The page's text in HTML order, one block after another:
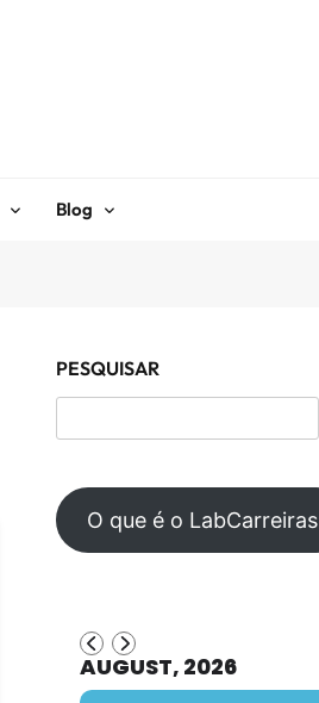
Blog
PESQUISAR
O que é o LabCarreiras
AUGUST, 2026